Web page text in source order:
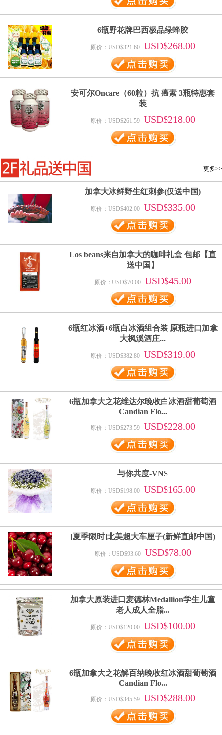
6瓶野花牌巴西极品绿蜂胶
原价：USD$321.60 USD$268.00
安可尔Oncare（60粒）抗 癌素 3瓶特惠套
装
原价：USD$261.59 USD$218.00
更多>>
加拿大冰鲜野生红刺参(仅送中国)
原价：USD$402.00 USD$335.00
Los beans来自加拿大的咖啡礼盒 包邮【直
送中国】
原价：USD$70.00 USD$45.00
6瓶红冰酒+6瓶白冰酒组合装 原瓶进口加拿
大枫溪酒庄...
原价：USD$382.80 USD$319.00
6瓶加拿大之花维达尔晚收白冰酒甜葡萄酒
Candian Flo...
原价：USD$273.59 USD$228.00
与你共度-VNS
原价：USD$198.00 USD$165.00
[夏季限时]北美超大车厘子(新鲜直邮中国)
原价：USD$93.60 USD$78.00
加拿大原装进口麦德林Medallion学生儿童
老人成人全脂...
原价：USD$120.00 USD$100.00
6瓶加拿大之花解百纳晚收红冰酒甜葡萄酒
Candian Flo...
原价：USD$345.59 USD$288.00